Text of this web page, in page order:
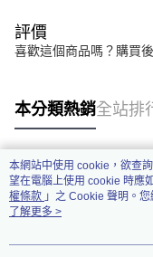
評價
喜歡這個商品嗎？購買
本分類熱銷全站排
熱門標籤
本網站中使用 cookie，欲查
望在電腦上使用 cookie 時應
權條款 」之 Cookie 聲明。
用條款之 Cookie 聲明使用
了解更多 >